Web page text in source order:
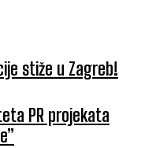
stiže u Zagreb!
PR projekata